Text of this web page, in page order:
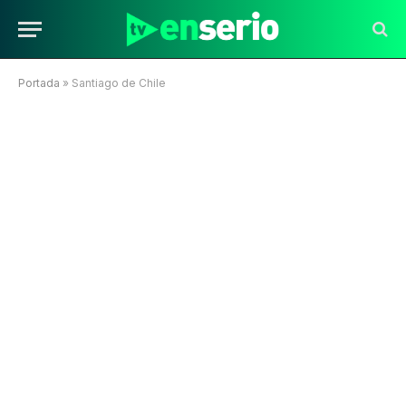
Portada » Santiago de Chile